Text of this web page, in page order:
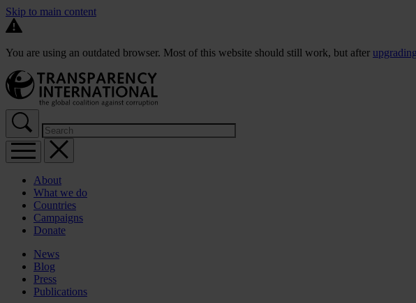
Skip to main content
You are using an outdated browser. Most of this website should still work, but after
About
What we do
Countries
Campaigns
Donate
News
Blog
Press
Publications